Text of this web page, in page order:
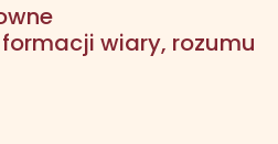
wiary, rozumu